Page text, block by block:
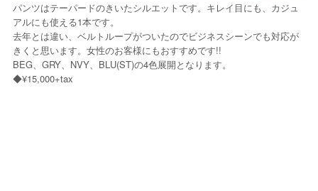
パンツはテーパードのきいたシルエットです。キレイ目にも、カジュ
アルにも使える1本です。
去年とは違い、ベルトループがついたのでビジネスシーンでも対応が
きくと思います。女性のお客様にもおすすめです!!
BEG、GRY、NVY、BLU(ST)の4色展開となります。
◆¥15,000+tax